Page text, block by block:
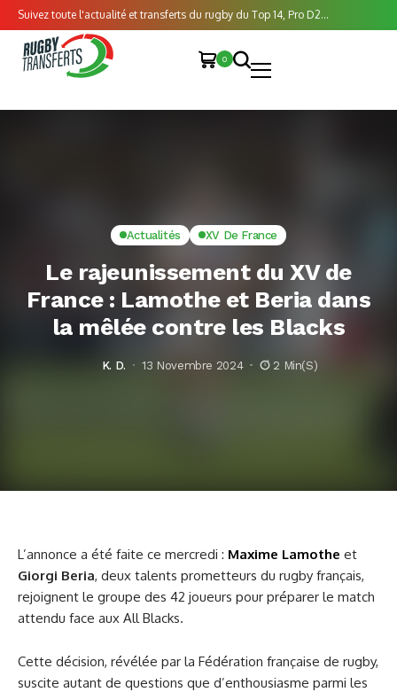
Suivez toute l'actualité et transferts du rugby du Top 14, Pro D2...
0
Actualités XV De France
Le rajeunissement du XV de
France : Lamothe et Beria dans
la mêlée contre les Blacks
K. D. 13 Novembre 2024 2 Min(s)
L’annonce a été faite ce mercredi : Maxime Lamothe et
Giorgi Beria, deux talents prometteurs du rugby français,
rejoignent le groupe des 42 joueurs pour préparer le match
attendu face aux All Blacks.
Cette décision, révélée par la Fédération française de rugby,
suscite autant de questions que d’enthousiasme parmi les